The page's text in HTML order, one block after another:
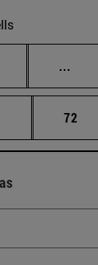
...
72